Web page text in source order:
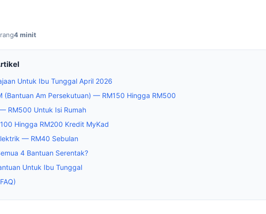
4 minit
Untuk Ibu Tunggal April 2026
(Bantuan Am Persekutuan) — RM150 Hingga RM500
RM500 Untuk Isi Rumah
Hingga RM200 Kredit MyKad
— RM40 Sebulan
4 Bantuan Serentak?
Untuk Ibu Tunggal